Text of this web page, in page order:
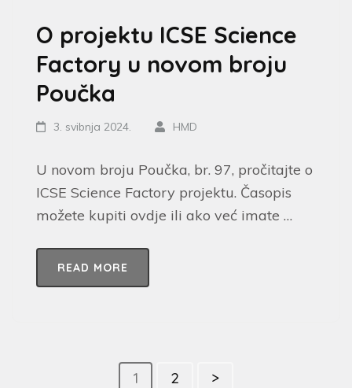
O projektu ICSE Science
Factory u novom broju
Poučka
3. svibnja 2024. HMD
U novom broju Poučka, br. 97, pročitajte o
ICSE Science Factory projektu. Časopis
možete kupiti ovdje ili ako već imate …
READ MORE
1 2 >